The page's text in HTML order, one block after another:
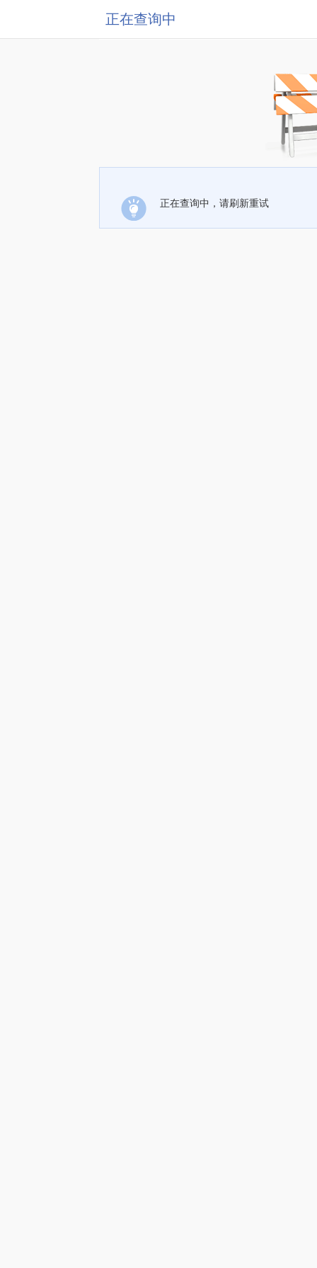
正在查询中
正在查询中，请刷新重试